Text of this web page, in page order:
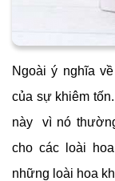
Ngoài ý nghĩa
của sự khiêm
này vì nó
cho các loài
những loài hoa